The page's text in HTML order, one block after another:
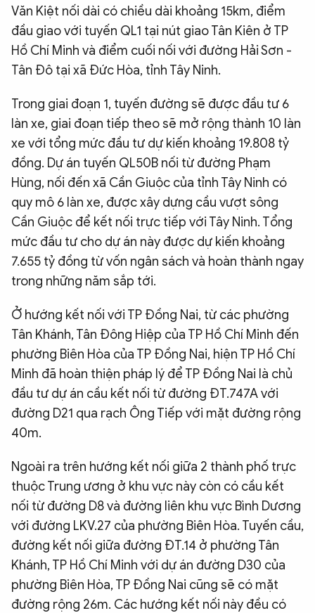
Văn Kiệt nối dài có chiều dài khoảng 15km, điểm
đầu giao với tuyến QL1 tại nút giao Tân Kiên ở TP
Hồ Chí Minh và điểm cuối nối với đường Hải Sơn -
Tân Đô tại xã Đức Hòa, tỉnh Tây Ninh.
Trong giai đoạn 1, tuyến đường sẽ được đầu tư 6
làn xe, giai đoạn tiếp theo sẽ mở rộng thành 10 làn
xe với tổng mức đầu tư dự kiến khoảng 19.808 tỷ
đồng. Dự án tuyến QL50B nối từ đường Phạm
Hùng, nối đến xã Cần Giuộc của tỉnh Tây Ninh có
quy mô 6 làn xe, được xây dựng cầu vượt sông
Cần Giuộc để kết nối trực tiếp với Tây Ninh. Tổng
mức đầu tư cho dự án này được dự kiến khoảng
7.655 tỷ đồng từ vốn ngân sách và hoàn thành ngay
trong những năm sắp tới.
Ở hướng kết nối với TP Đồng Nai, từ các phường
Tân Khánh, Tân Đông Hiệp của TP Hồ Chí Minh đến
phường Biên Hòa của TP Đồng Nai, hiện TP Hồ Chí
Minh đã hoàn thiện pháp lý để TP Đồng Nai là chủ
đầu tư dự án cầu kết nối từ đường ĐT.747A với
đường D21 qua rạch Ông Tiếp với mặt đường rộng
40m.
Ngoài ra trên hướng kết nối giữa 2 thành phố trực
thuộc Trung ương ở khu vực này còn có cầu kết
nối từ đường D8 và đường liên khu vực Bình Dương
với đường LKV.27 của phường Biên Hòa. Tuyến cầu,
đường kết nối giữa đường ĐT.14 ở phường Tân
Khánh, TP Hồ Chí Minh với dự án đường D30 của
phường Biên Hòa, TP Đồng Nai cũng sẽ có mặt
đường rộng 26m. Các hướng kết nối này đều có